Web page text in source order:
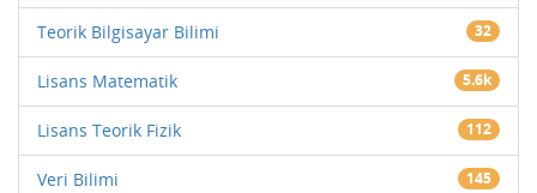
Teorik Bilgisayar Bilimi 32
Lisans Matematik 5.6k
Lisans Teorik Fizik 112
Veri Bilimi 145